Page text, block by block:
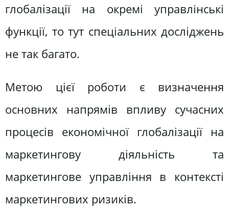
глобалізації на окремі управлінські
функції, то тут спеціальних досліджень
не так багато.
Метою цієї роботи є визначення
основних напрямів впливу сучасних
процесів економічної глобалізації на
маркетингову діяльність та
маркетингове управління в контексті
маркетингових ризиків.